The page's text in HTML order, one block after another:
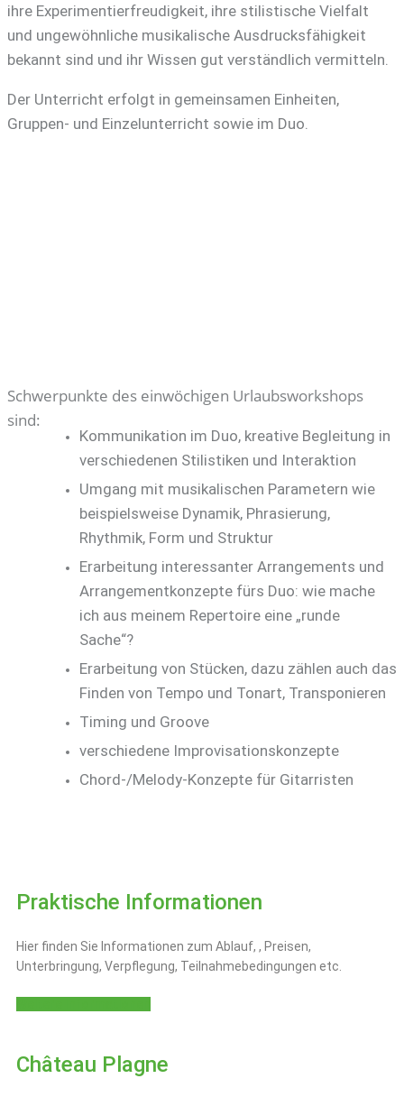
ihre Experimentierfreudigkeit, ihre stilistische Vielfalt
und ungewöhnliche musikalische Ausdrucksfähigkeit
bekannt sind und ihr Wissen gut verständlich vermitteln.
Der Unterricht erfolgt in gemeinsamen Einheiten,
Gruppen- und Einzelunterricht sowie im Duo.
Schwerpunkte des einwöchigen Urlaubsworkshops
sind:
Kommunikation im Duo, kreative Begleitung in
verschiedenen Stilistiken und Interaktion
Umgang mit musikalischen Parametern wie
beispielsweise Dynamik, Phrasierung,
Rhythmik, Form und Struktur
Erarbeitung interessanter Arrangements und
Arrangementkonzepte fürs Duo: wie mache
ich aus meinem Repertoire eine „runde
Sache“?
Erarbeitung von Stücken, dazu zählen auch das
Finden von Tempo und Tonart, Transponieren
Timing und Groove
verschiedene Improvisationskonzepte
Chord-/Melody-Konzepte für Gitarristen
Praktische Informationen
Hier finden Sie Informationen zum Ablauf, , Preisen,
Unterbringung, Verpflegung, Teilnahmebedingungen etc.
Château Plagne